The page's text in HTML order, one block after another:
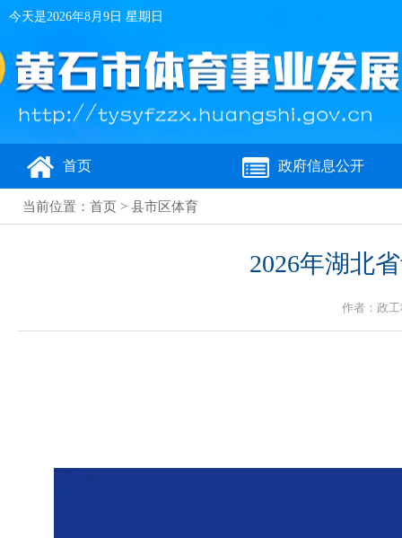
今天是2026年8月9日 星期日
首页 政府信息公开
当前位置： 首页 > 县市区体育
2026年湖北
作者：政